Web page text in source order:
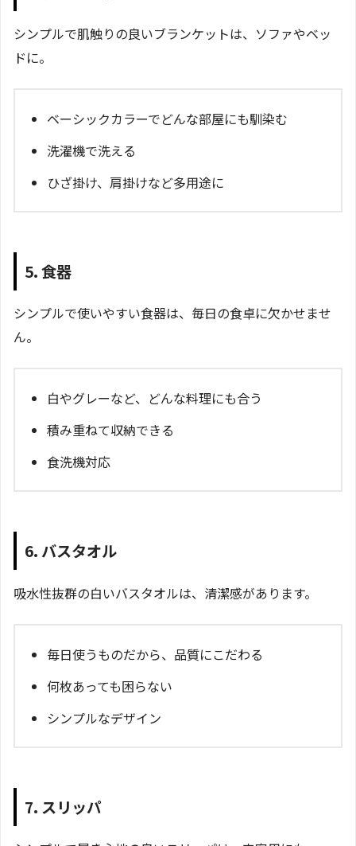
シンプルで肌触りの良いブランケットは、ソファやベッ
ドに。
ベーシックカラーでどんな部屋にも馴染む
洗濯機で洗える
ひざ掛け、肩掛けなど多用途に
5. 食器
シンプルで使いやすい食器は、毎日の食卓に欠かせませ
ん。
白やグレーなど、どんな料理にも合う
積み重ねて収納できる
食洗機対応
6. バスタオル
吸水性抜群の白いバスタオルは、清潔感があります。
毎日使うものだから、品質にこだわる
何枚あっても困らない
シンプルなデザイン
7. スリッパ